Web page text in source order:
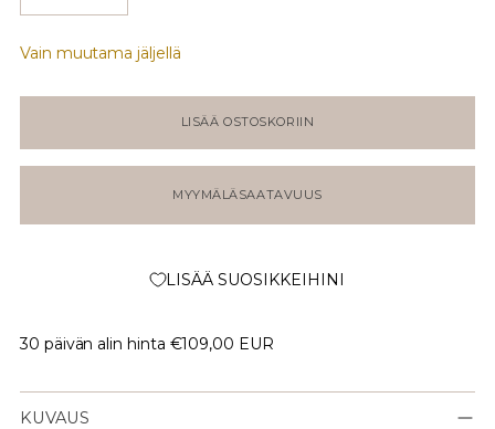
Vain muutama jäljellä
LISÄÄ OSTOSKORIIN
MYYMÄLÄSAATAVUUS
LISÄÄ SUOSIKKEIHINI
30 päivän alin hinta €109,00 EUR
KUVAUS